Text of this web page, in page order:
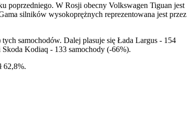
poprzedniego. W Rosji obecny Volkswagen Tiguan jest
silników wysokoprężnych reprezentowana jest przez
samochodów. Dalej plasuje się Łada Largus - 154
Kodiaq - 133 samochody (-66%).
62,8%.